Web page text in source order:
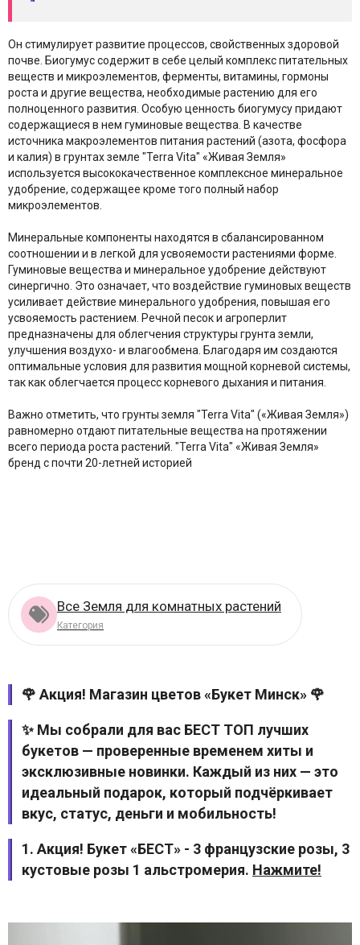
Он стимулирует развитие процессов, свойственных здоровой
почве. Биогумус содержит в себе целый комплекс питательных
веществ и микроэлементов, ферменты, витамины, гормоны
роста и другие вещества, необходимые растению для его
полноценного развития. Особую ценность биогумусу придают
содержащиеся в нем гуминовые вещества. В качестве
источника макроэлементов питания растений (азота, фосфора
и калия) в грунтах земле "Terra Vita" «Живая Земля»
используется высококачественное комплексное минеральное
удобрение, содержащее кроме того полный набор
микроэлементов.
Минеральные компоненты находятся в сбалансированном
соотношении и в легкой для усвояемости растениями форме.
Гуминовые вещества и минеральное удобрение действуют
синергично. Это означает, что воздействие гуминовых веществ
усиливает действие минерального удобрения, повышая его
усвояемость растением. Речной песок и агроперлит
предназначены для облегчения структуры грунта земли,
улучшения воздухо- и влагообмена. Благодаря им создаются
оптимальные условия для развития мощной корневой системы,
так как облегчается процесс корневого дыхания и питания.
Важно отметить, что грунты земля "Terra Vita" («Живая Земля»)
равномерно отдают питательные вещества на протяжении
всего периода роста растений. "Terra Vita" «Живая Земля»
бренд с почти 20-летней историей
Все Земля для комнатных растений
Категория
🌹 Акция! Магазин цветов «Букет Минск» 🌹
✨ Мы собрали для вас БЕСТ ТОП лучших
букетов — проверенные временем хиты и
эксклюзивные новинки. Каждый из них — это
идеальный подарок, который подчёркивает
вкус, статус, деньги и мобильность!
1. Акция! Букет «БЕСТ» - 3 французские розы, 3
кустовые розы 1 альстромерия. Нажмите!